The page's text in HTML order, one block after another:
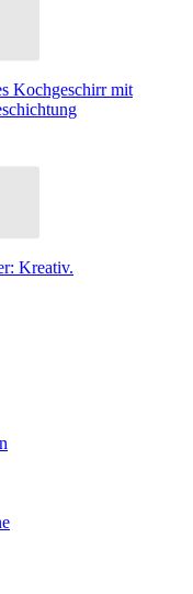
Kochgeschirr mit
Kreativ.